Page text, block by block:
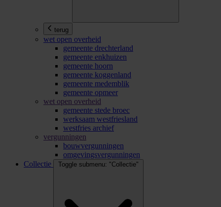
terug
wet open overheid
gemeente drechterland
gemeente enkhuizen
gemeente hoorn
gemeente koggenland
gemeente medemblik
gemeente opmeer
wet open overheid
gemeente stede broec
werksaam westfriesland
westfries archief
vergunningen
bouwvergunningen
omgevingsvergunningen
Collectie
Toggle submenu: "Collectie"